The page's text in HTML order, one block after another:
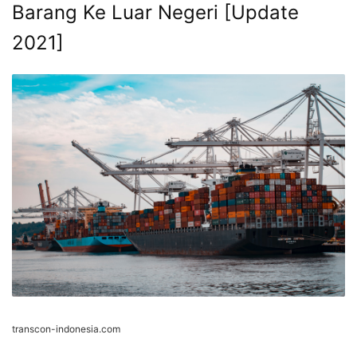
Barang Ke Luar Negeri [Update
2021]
transcon-indonesia.com